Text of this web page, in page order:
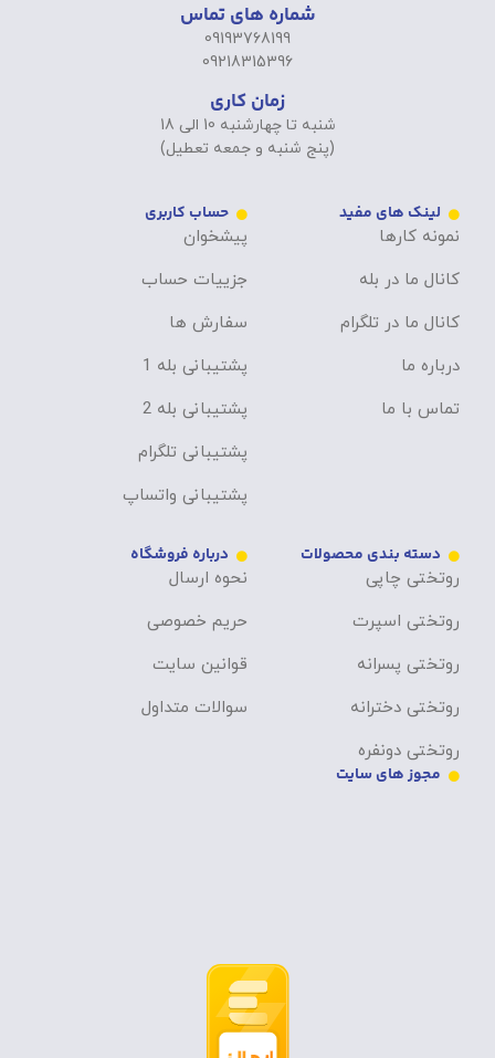
شماره های تماس
09193768199
09218315396
زمان کاری
شنبه تا چهارشنبه 10 الی 18
(پنج شنبه و جمعه تعطیل)
لینک های مفید
نمونه کارها
کانال ما در بله
کانال ما در تلگرام
درباره ما
تماس با ما
حساب کاربری
پیشخوان
جزییات حساب
سفارش ها
پشتیبانی بله 1
پشتیبانی بله 2
پشتیبانی تلگرام
پشتیبانی واتساپ
دسته بندی محصولات
روتختی چاپی
روتختی اسپرت
روتختی پسرانه
روتختی دخترانه
روتختی دونفره
درباره فروشگاه
نحوه ارسال
حریم خصوصی
قوانین سایت
سوالات متداول
مجوز های سایت